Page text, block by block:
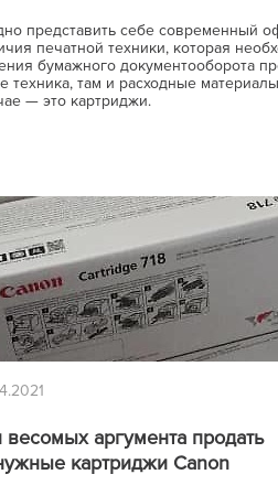
представить себе современный
печатной техники, которая
бумажного документооборота
техника, там и расходные
— это картриджи.
весомых аргумента продать
картриджи Canon